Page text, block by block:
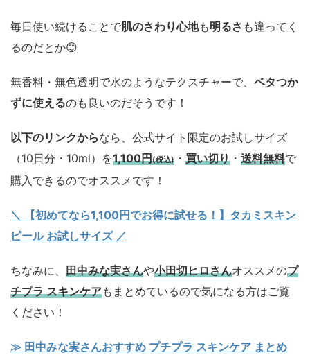
毎日使い続けることで肌のさわり心地も明るさ も違ってく
るのだとか😊
無香料・無色透明で水のようなテクスチャーで、 ベタつか
ずに使えるのも良いのだそうです！
以下のリンクからなら、公式サイト限定のお試しサイズ
（10日分・10ml）を1,100円(税込) ・ 買い切り ・ 送料無料で
購入できるのでオススメです！
＼ 【初めてなら1,100円でお得に試せる！】タカミスキン
ピール お試しサイズ／
ちなみに、 田中みな実さんや小田切ヒロさんオススメのプ
チプラ スキンケアもまとめているので気になる方はご覧
ください！
≫ 田中みな実さんおすすめ プチプラ スキンケア まとめ